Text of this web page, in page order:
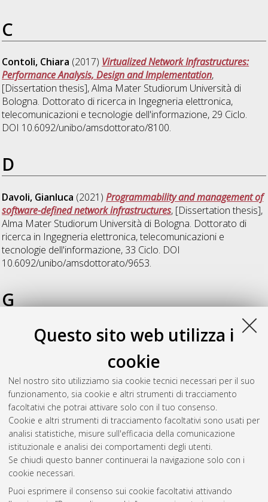
Questo sito web utilizza i
cookie
Nel nostro sito utilizziamo sia cookie tecnici necessari per il suo
funzionamento, sia cookie e altri strumenti di tracciamento
facoltativi che potrai attivare solo con il tuo consenso.
Cookie e altri strumenti di tracciamento facoltativi sono usati per
analisi statistiche, misure sull'efficacia della comunicazione
istituzionale e analisi dei comportamenti degli utenti.
Se chiudi questo banner continuerai la navigazione solo con i
cookie necessari.
Puoi esprimere il consenso sui cookie facoltativi attivando
C
Contoli, Chiara (2017) Virtualized Network Infrastructures:
Performance Analysis, Design and Implementation,
[Dissertation thesis], Alma Mater Studiorum Università di
Bologna. Dottorato di ricerca in Ingegneria elettronica,
telecomunicazioni e tecnologie dell'informazione, 29 Ciclo.
DOI 10.6092/unibo/amsdottorato/8100.
D
Davoli, Gianluca (2021)Programmability and management of
software-defined network infrastructures, [Dissertation thesis],
Alma Mater Studiorum Università di Bologna. Dottorato di
ricerca in Ingegneria elettronica, telecomunicazioni e
tecnologie dell'informazione, 33 Ciclo. DOI
10.6092/unibo/amsdottorato/9653.
G
Grilli, Pasquale Manuele(2023)Radio frequency
communication and fault detection for railway signalling
[Dissertation thesis], Alma Mater Studiorum Università di
Bologna. Dottorato di ricerca inIngegneria elettronica,
telecomunicazioni e tecnologie dell'informazione, 35 Ciclo.
DOI 10.48676/unibo/amsdottorato/10977.
Questa lista e' stata generata il Wed Aug 5 20:47:42 2026
Atom
Rss 1.0